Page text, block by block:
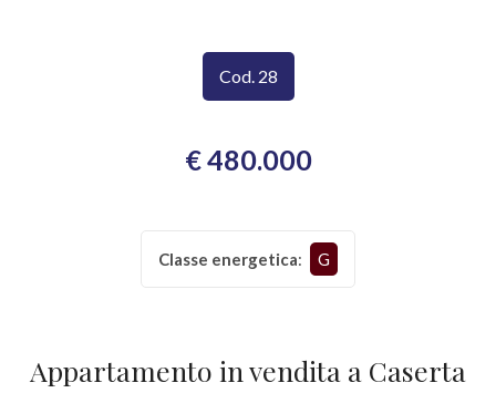
Cod. 28
€ 480.000
Classe energetica: G
Appartamento in vendita a Caserta
multiscelta